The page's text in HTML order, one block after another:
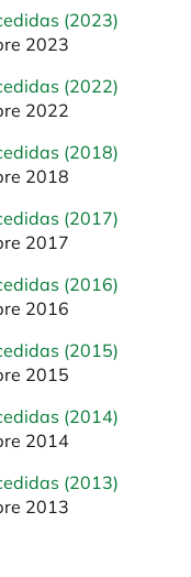
(2023)
2023
(2022)
2022
(2018)
2018
(2017)
2017
(2016)
2016
(2015)
2015
(2014)
2014
(2013)
2013